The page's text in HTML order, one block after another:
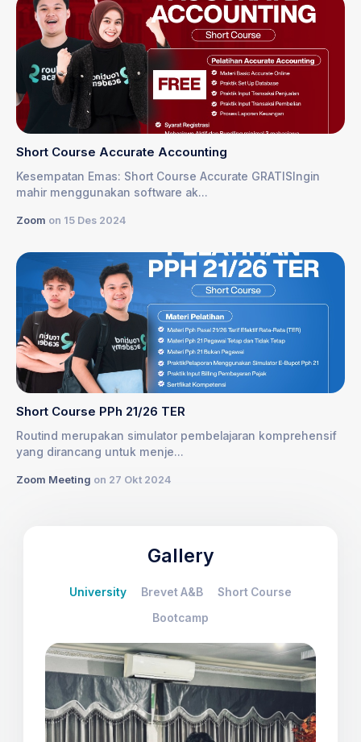
Short Course Accurate Accounting
Kesempatan Emas: Short Course Accurate GRATISIngin
mahir menggunakan software ak...
Zoom on 15 Des 2024
Short Course PPh 21/26 TER
Routind merupakan simulator pembelajaran komprehensif
yang dirancang untuk menje...
Zoom Meeting on 27 Okt 2024
Gallery
University Brevet A&B
Short Course
Bootcamp